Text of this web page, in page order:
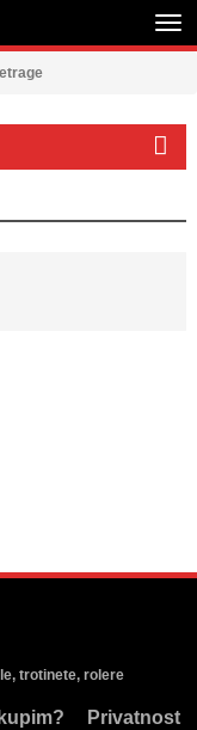
trotinete, rolere
Privatnost